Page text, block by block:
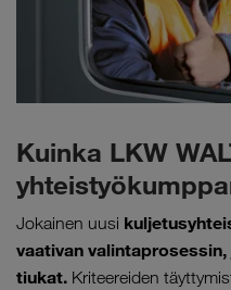
Kuinka LKW
Jokainen uusi
vaativan
tiukat. Kriteereiden